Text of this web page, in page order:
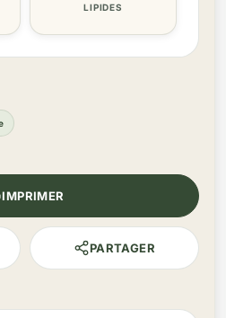
LIPIDES
IMPRIMER
PARTAGER